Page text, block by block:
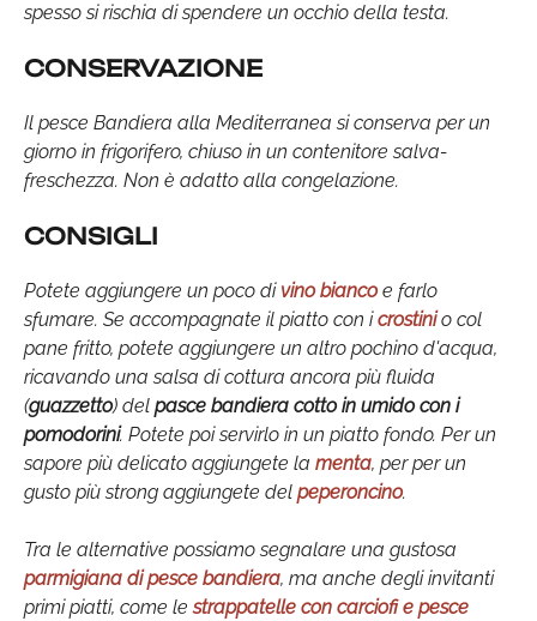
spesso si rischia di spendere un occhio della testa.
CONSERVAZIONE
Il pesce Bandiera alla Mediterranea si conserva per un
giorno in frigorifero, chiuso in un contenitore salva-
freschezza. Non è adatto alla congelazione.
CONSIGLI
Potete aggiungere un poco di vino biancoe farlo
sfumare. Se accompagnate il piatto con icrostinio col
pane fritto, potete aggiungere un altro pochino d'acqua,
ricavando una salsa di cottura ancora più fluida
(guazzetto) del pasce bandiera cotto in umido con i
pomodorini. Potete poi servirlo in un piatto fondo. Per un
sapore più delicato aggiungete la menta, per per un
gusto più strong aggiungete del peperoncino.
Tra le alternative possiamo segnalare una gustosa
parmigiana di pesce bandiera, ma anche degli invitanti
primi piatti, come lestrappatelle con carciofi e pesce